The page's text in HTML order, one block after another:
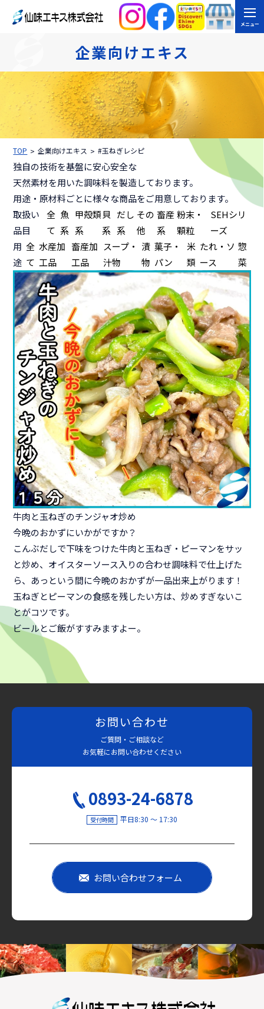
メニュー
企業向けエキス
TOP 企業向けエキス #玉ねぎレシピ
独自の技術を基盤に安心安全な
天然素材を用いた調味料を製造しております。
用途・原材料ごとに様々な商品をご用意しております。
取扱い
品目
全
て
魚
系
甲殻類
系
貝
系
だし
系
その
他
畜産
系
粉末・
顆粒
SEHシリ
ーズ
用
途
全
て
水産加
工品
畜産加
工品
スープ・
汁物
漬
物
菓子・
パン
米
類
たれ・ソ
ース
惣
菜
牛肉と玉ねぎのチンジャオ炒め
今晩のおかずにいかがですか？
こんぶだしで下味をつけた牛肉と玉ねぎ・ピーマンをサッ
と炒め、オイスターソース入りの合わせ調味料で仕上げた
ら、あっという間に今晩のおかずが一品出来上がります！
玉ねぎとピーマンの食感を残したい方は、炒めすぎないこ
とがコツです。
ビールとご飯がすすみますよー。
お問い合わせ
ご質問・ご相談など
お気軽にお問い合わせください
0893-24-6878
受付時間 平日8:30 〜 17:30
お問い合わせフォーム